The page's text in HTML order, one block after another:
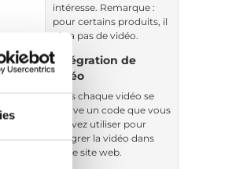
intéresse. Remarque :
pour certains produits, il
n’y a pas de vidéo.
Intégration de
vidéo
Sous chaque vidéo se
trouve un code que vous
pouvez utiliser pour
intégrer la vidéo dans
votre site web.